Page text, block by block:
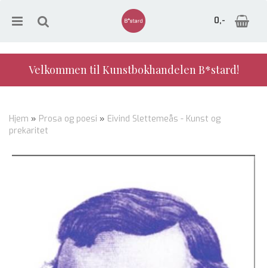
0,-
Velkommen til Kunstbokhandelen B*stard!
Hjem » Prosa og poesi » Eivind Slettemeås - Kunst og
prekaritet